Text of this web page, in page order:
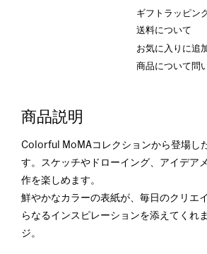
ギフトラッピン
送料について
お気に入りに追
商品について問
商品説明
Colorful MoMAコレクションから登場し
す。スケッチやドローイング、アイデア
作を楽しめます。
鮮やかなカラーの表紙が、毎日のクリエ
らなるインスピレーションを添えてくれ
ジ。